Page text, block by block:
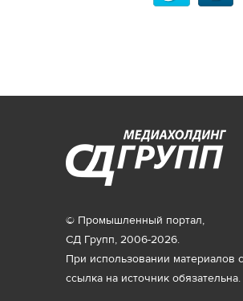
© Промышленный портал,
СД Групп, 2006-2026.
При использовании материалов
ссылка на источник обязательна.